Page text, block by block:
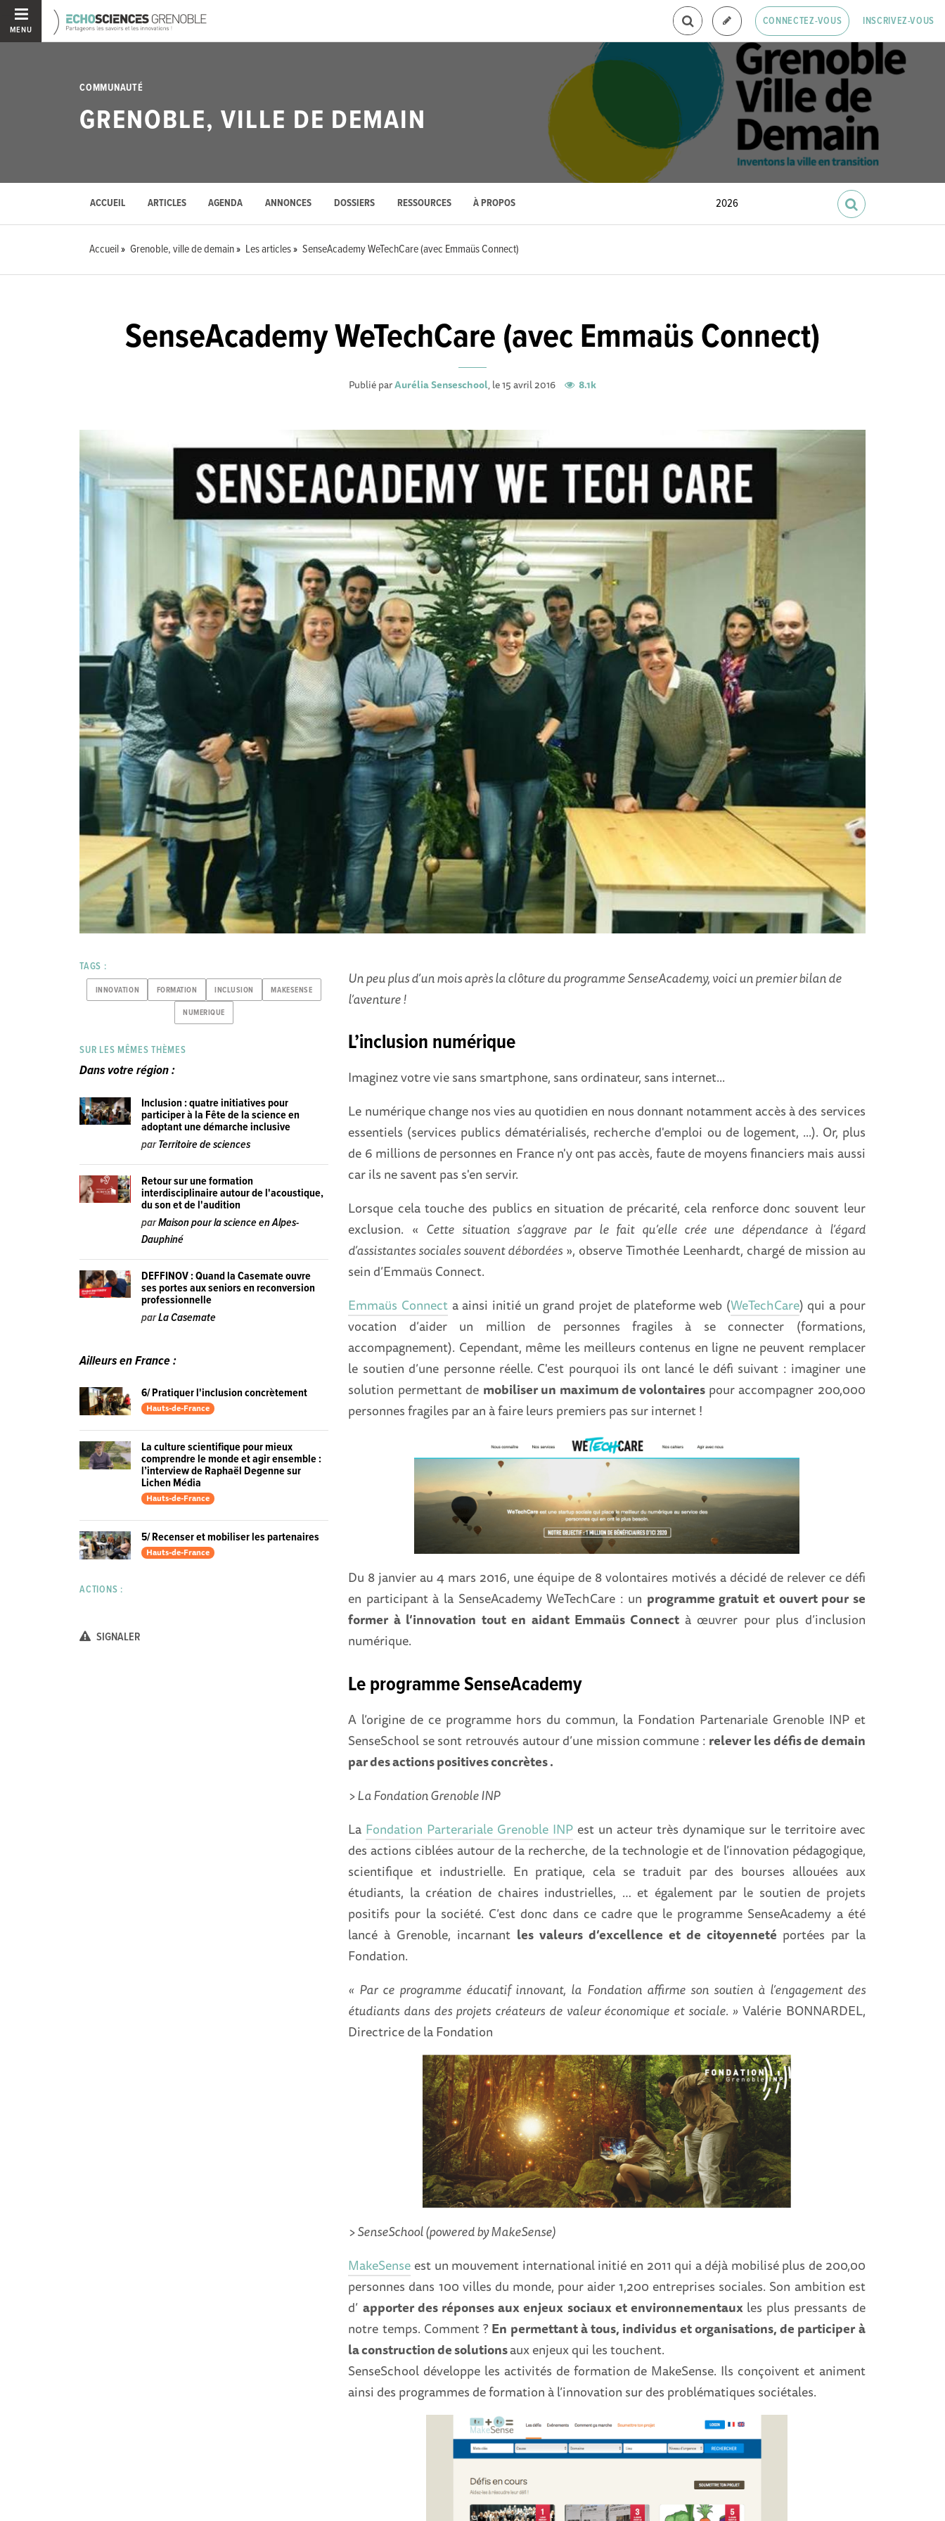
MENU
CONNECTEZ-VOUS INSCRIVEZ-VOUS
COMMUNAUTÉ
GRENOBLE, VILLE DE DEMAIN
ACCUEIL ARTICLES AGENDA ANNONCES DOSSIERS RESSOURCES À PROPOS
Accueil Grenoble, ville de demain Les articles SenseAcademy WeTechCare (avec Emmaüs Connect)
SenseAcademy WeTechCare (avec Emmaüs Connect)
Publié parAurélia Senseschool, le 15 avril 2016 8.1k
Un peu plus d’un mois après la clôture du programme SenseAcademy, voici un premier bilan de
l’aventure !
L’inclusion numérique
Imaginez votre vie sans smartphone, sans ordinateur, sans internet...
Le numérique change nos vies au quotidien en nous donnant notamment accès à des services
essentiels (services publics dématérialisés, recherche d'emploi ou de logement, ...). Or, plus
de 6 millions de personnes en France n'y ont pas accès, faute de moyens financiers mais aussi
car ils ne savent pas s'en servir.
Lorsque cela touche des publics en situation de précarité, cela renforce donc souvent leur
exclusion. « Cette situation s’aggrave par le fait qu’elle crée une dépendance à l’égard
d’assistantes sociales souvent débordées », observe Timothée Leenhardt, chargé de mission au
sein d’Emmaüs Connect.
Emmaüs Connecta ainsi initié un grand projet de plateforme web (WeTechCare) qui a pour
vocation d’aider un million de personnes fragiles à se connecter (formations,
accompagnement). Cependant, même les meilleurs contenus en ligne ne peuvent remplacer
le soutien d’une personne réelle. C'est pourquoi ils ont lancé le défi suivant : imaginer une
solution permettant de mobiliser un maximum de volontaires pour accompagner 200,000
personnes fragiles par an à faire leurs premiers pas sur internet !
Du 8 janvier au 4 mars 2016, une équipe de 8 volontaires motivés a décidé de relever ce défi
en participant à la SenseAcademy WeTechCare : un programme gratuit et ouvert pour se
former à l’innovation tout en aidant Emmaüs Connect à œuvrer pour plus d’inclusion
numérique.
Le programme SenseAcademy
A l’origine de ce programme hors du commun, la Fondation Partenariale Grenoble INP et
SenseSchool se sont retrouvés autour d’une mission commune : relever les défis de demain
par des actions positives concrètes.
> La Fondation Grenoble INP
La Fondation Parterariale Grenoble INP est un acteur très dynamique sur le territoire avec
des actions ciblées autour de la recherche, de la technologie et de l’innovation pédagogique,
scientifique et industrielle. En pratique, cela se traduit par des bourses allouées aux
étudiants, la création de chaires industrielles, … et également par le soutien de projets
positifs pour la société. C’est donc dans ce cadre que le programme SenseAcademy a été
lancé à Grenoble, incarnant les valeurs d’excellence et de citoyenneté portées par la
Fondation.
« Par ce programme éducatif innovant, la Fondation affirme son soutien à l’engagement des
étudiants dans des projets créateurs de valeur économique et sociale. » Valérie BONNARDEL,
Directrice de la Fondation
> SenseSchool (powered by MakeSense)
MakeSense est un mouvement international initié en 2011 qui a déjà mobilisé plus de 200,00
personnes dans 100 villes du monde, pour aider 1,200 entreprises sociales. Son ambition est
d’ apporter des réponses aux enjeux sociaux et environnementaux les plus pressants de
notre temps. Comment ? En permettant à tous, individus et organisations, de participer à
la construction de solutionsaux enjeux qui les touchent.
SenseSchool développe les activités de formation de MakeSense. Ils conçoivent et animent
ainsi des programmes de formation à l’innovation sur des problématiques sociétales.
TAGS :
INNOVATION FORMATION INCLUSION MAKESENSE
NUMERIQUE
SUR LES MÊMES THÈMES
Dans votre région :
Inclusion : quatre initiatives pour
participer à la Fête de la science en
adoptant une démarche inclusive
parTerritoire de sciences
Retour sur une formation
interdisciplinaire autour de l'acoustique,
du son et de l'audition
parMaison pour la science en Alpes-
Dauphiné
DEFFINOV : Quand la Casemate ouvre
ses portes aux seniors en reconversion
professionnelle
parLa Casemate
Ailleurs en France :
6/ Pratiquer l'inclusion concrètement
Hauts-de-France
La culture scientifique pour mieux
comprendre le monde et agir ensemble :
l’interview de Raphaël Degenne sur
Lichen Média
Hauts-de-France
5/ Recenser et mobiliser les partenaires
Hauts-de-France
ACTIONS :
SIGNALER